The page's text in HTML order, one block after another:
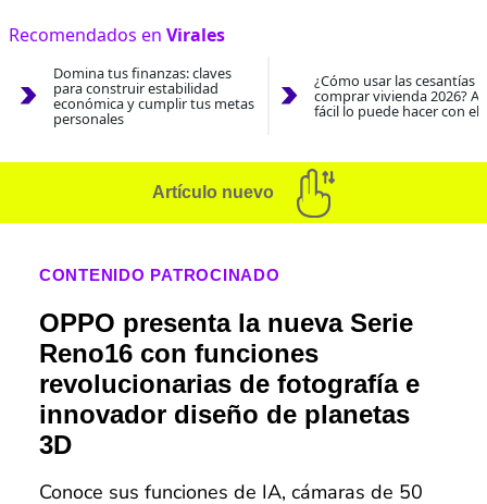
Recomendados en Virales
Domina tus finanzas: claves
para construir estabilidad
económica y cumplir tus metas
personales
¿Cómo usar las cesantías
comprar vivienda 2026?
fácil lo puede hacer con el
Artículo nuevo
CONTENIDO PATROCINADO
OPPO presenta la nueva Serie
Reno16 con funciones
revolucionarias de fotografía e
innovador diseño de planetas
3D
Conoce sus funciones de IA, cámaras de 50